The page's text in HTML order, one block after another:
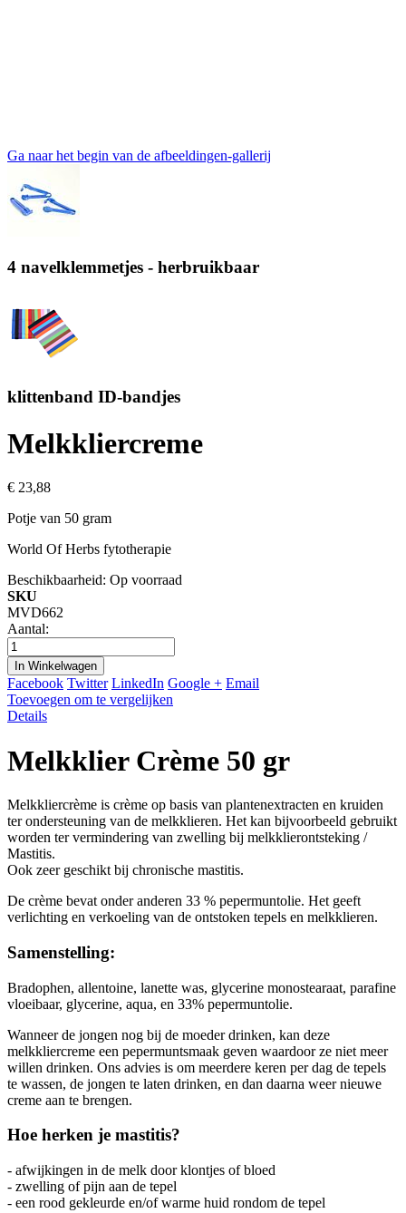
Ga naar het begin van de afbeeldingen-gallerij
4 navelklemmetjes - herbruikbaar
klittenband ID-bandjes
Melkkliercreme
€ 23,88
Potje van 50 gram
World Of Herbs fytotherapie
Beschikbaarheid: Op voorraad
SKU
MVD662
Aantal:
In Winkelwagen
Facebook Twitter LinkedIn Google + Email
Toevoegen om te vergelijken
Details
Melkklier Crème 50 gr
Melkkliercrème is crème op basis van plantenextracten en kruiden
ter ondersteuning van de melkklieren. Het kan bijvoorbeeld gebruikt
worden ter vermindering van zwelling bij melkklierontsteking /
Mastitis.
Ook zeer geschikt bij chronische mastitis.
De crème bevat onder anderen 33 % pepermuntolie. Het geeft
verlichting en verkoeling van de ontstoken tepels en melkklieren.
Samenstelling:
Bradophen, allentoine, lanette was, glycerine monostearaat, parafine
vloeibaar, glycerine, aqua, en 33% pepermuntolie.
Wanneer de jongen nog bij de moeder drinken, kan deze
melkkliercreme een pepermuntsmaak geven waardoor ze niet meer
willen drinken. Ons advies is om meerdere keren per dag de tepels
te wassen, de jongen te laten drinken, en dan daarna weer nieuwe
creme aan te brengen.
Hoe herken je mastitis?
- afwijkingen in de melk door klontjes of bloed
- zwelling of pijn aan de tepel
- een rood gekleurde en/of warme huid rondom de tepel